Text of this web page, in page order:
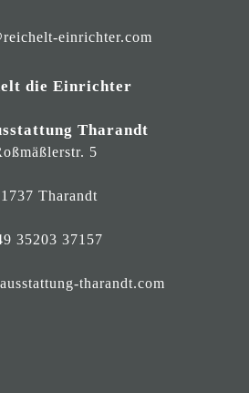
einrichter.com
die Einrichter
Tharandt
5
Tharandt
35203 37157
tharandt.com